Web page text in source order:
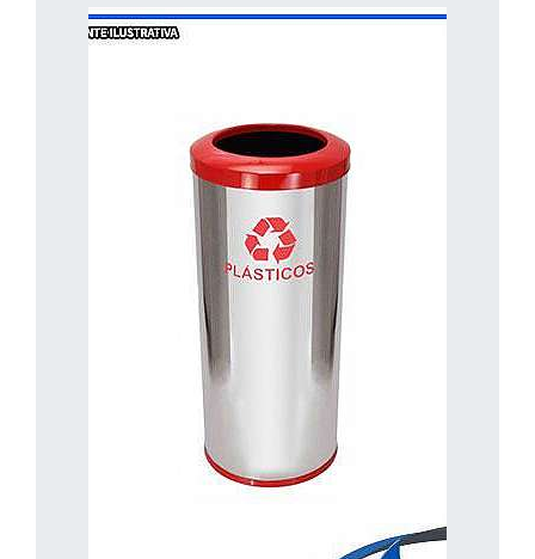
Aqui no site, você pode solicitar um
orçamento e comparar opções de
Garanta a melhor opção para seu espaço
agora mesmo!